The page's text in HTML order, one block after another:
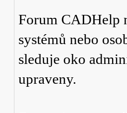
Forum CADHelp
systémů nebo
sleduje oko
upraveny.